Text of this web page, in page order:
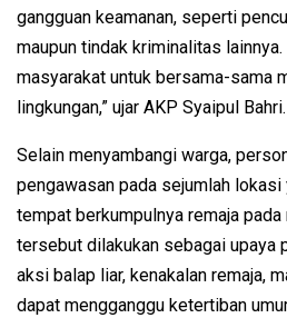
gangguan keamanan, seperti
maupun tindak kriminalitas
masyarakat untuk bersama-sama
lingkungan,” ujar AKP Syaipul Bahri.
Selain menyambangi warga,
pengawasan pada sejumlah
tempat berkumpulnya remaja pada
tersebut dilakukan sebagai upaya
aksi balap liar, kenakalan remaja,
dapat mengganggu ketertiban